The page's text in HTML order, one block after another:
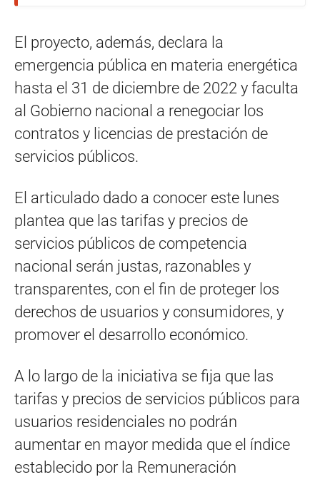
El proyecto, además, declara la
emergencia pública en materia energética
hasta el 31 de diciembre de 2022 y faculta
al Gobierno nacional a renegociar los
contratos y licencias de prestación de
servicios públicos.
El articulado dado a conocer este lunes
plantea que las tarifas y precios de
servicios públicos de competencia
nacional serán justas, razonables y
transparentes, con el fin de proteger los
derechos de usuarios y consumidores, y
promover el desarrollo económico.
A lo largo de la iniciativa se fija que las
tarifas y precios de servicios públicos para
usuarios residenciales no podrán
aumentar en mayor medida que el índice
establecido por la Remuneración